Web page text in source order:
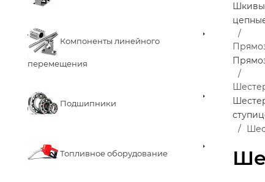
Компоненты линейного
перемещения
Подшипники
Топливное оборудование
Шкивы